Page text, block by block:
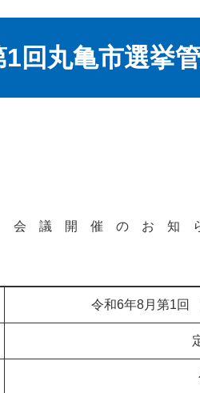
回丸亀市選挙
会 議 開 催 の お 知
令和6年8月第1回